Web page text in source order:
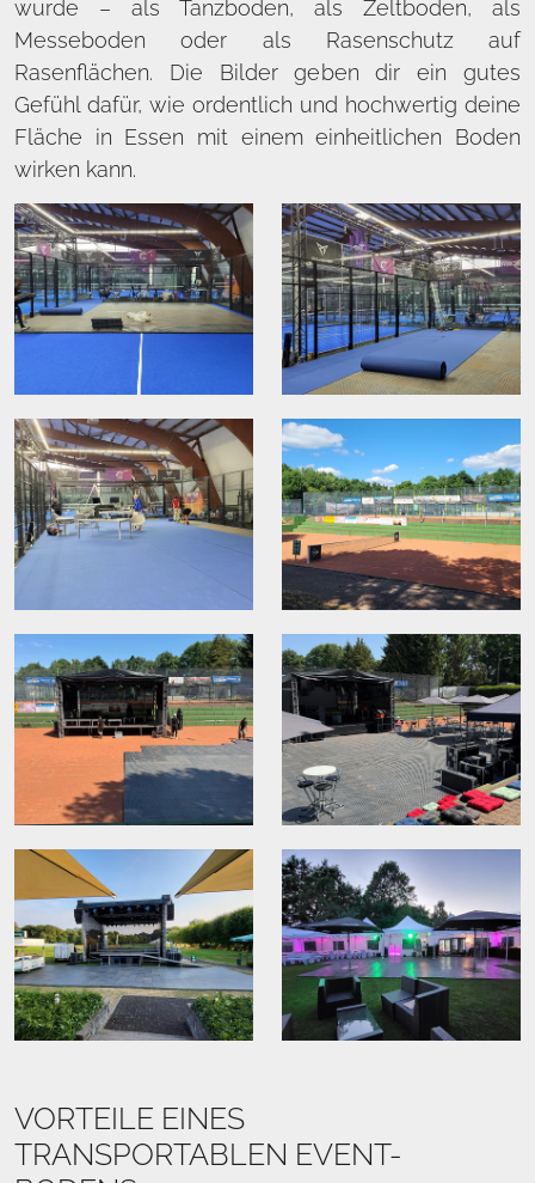
wurde – als Tanzboden, als Zeltboden, als
Messeboden oder als Rasenschutz auf
Rasenflächen. Die Bilder geben dir ein gutes
Gefühl dafür, wie ordentlich und hochwertig deine
Fläche in Essen mit einem einheitlichen Boden
wirken kann.
VORTEILE EINES
TRANSPORTABLEN EVENT-